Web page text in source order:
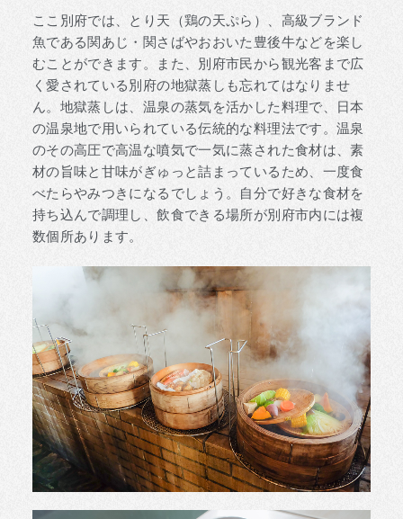
ここ別府では、とり天（鶏の天ぷら）、高級ブランド
魚である関あじ・関さばやおおいた豊後牛などを楽し
むことができます。また、別府市民から観光客まで広
く愛されている別府の地獄蒸しも忘れてはなりませ
ん。地獄蒸しは、温泉の蒸気を活かした料理で、日本
の温泉地で用いられている伝統的な料理法です。温泉
のその高圧で高温な噴気で一気に蒸された食材は、素
材の旨味と甘味がぎゅっと詰まっているため、一度食
べたらやみつきになるでしょう。自分で好きな食材を
持ち込んで調理し、飲食できる場所が別府市内には複
数個所あります。